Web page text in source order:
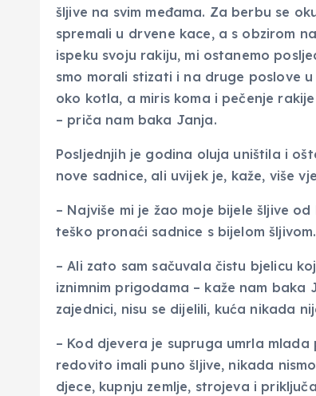
šljive na svim međama. Za berbu se
spremali u drvene kace, a s obzirom
ispeku svoju rakiju, mi ostanemo
smo morali stizati i na druge poslove
oko kotla, a miris koma i pečenje
– priča nam baka Janja.
Posljednjih je godina oluja uništila i
nove sadnice, ali uvijek je, kaže, više
– Najviše mi je žao moje bijele šljive
teško pronaći sadnice s bijelom šljivom.
– Ali zato sam sačuvala čistu bjelicu
iznimnim prigodama – kaže nam
zajednici, nisu se dijelili, kuća nikada
– Kod djevera je supruga umrla
redovito imali puno šljive, nikada
djece, kupnju zemlje, strojeva i